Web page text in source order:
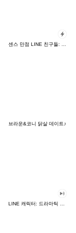
브라운&코니 닭살 데이트♪